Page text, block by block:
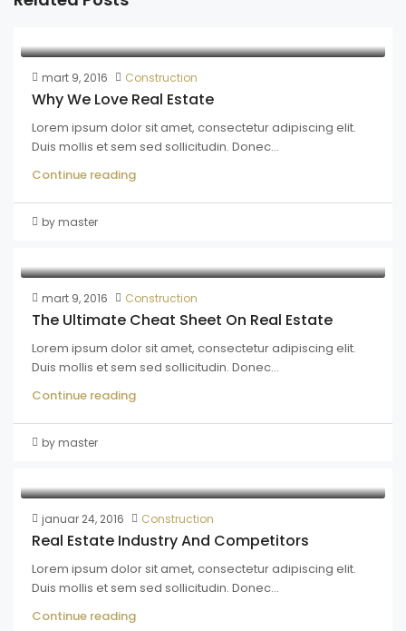
mart 9, 2016 Construction
Why We Love Real Estate
Lorem ipsum dolor sit amet, consectetur adipiscing elit.
Duis mollis et sem sed sollicitudin. Donec...
Continue reading
by master
mart 9, 2016 Construction
The Ultimate Cheat Sheet On Real Estate
Lorem ipsum dolor sit amet, consectetur adipiscing elit.
Duis mollis et sem sed sollicitudin. Donec...
Continue reading
by master
januar 24, 2016 Construction
Real Estate Industry And Competitors
Lorem ipsum dolor sit amet, consectetur adipiscing elit.
Duis mollis et sem sed sollicitudin. Donec...
Continue reading